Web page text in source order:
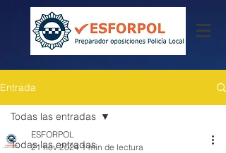
Entrada
Todas las entradas
Todas las entradas
ESFORPOL
21 nov 2024 1 min de lectura